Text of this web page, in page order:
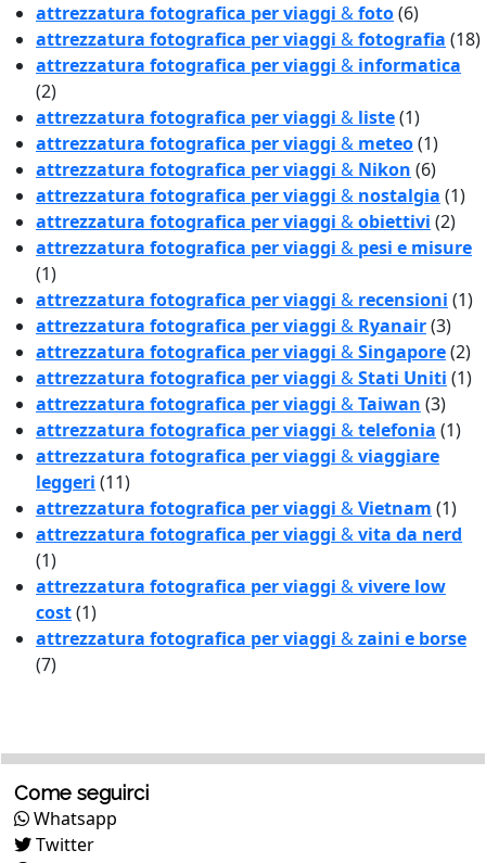
attrezzatura fotografica per viaggi &foto(6)
attrezzatura fotografica per viaggi &fotografia (18)
attrezzatura fotografica per viaggi & informatica
(2)
attrezzatura fotografica per viaggi & liste(1)
attrezzatura fotografica per viaggi & meteo(1)
attrezzatura fotografica per viaggi & Nikon (6)
attrezzatura fotografica per viaggi & nostalgia (1)
attrezzatura fotografica per viaggi &obiettivi (2)
attrezzatura fotografica per viaggi & pesi e misure
(1)
attrezzatura fotografica per viaggi & recensioni (1)
attrezzatura fotografica per viaggi & Ryanair(3)
attrezzatura fotografica per viaggi &Singapore(2)
attrezzatura fotografica per viaggi &Stati Uniti (1)
attrezzatura fotografica per viaggi &Taiwan (3)
attrezzatura fotografica per viaggi &telefonia (1)
attrezzatura fotografica per viaggi &viaggiare
leggeri (11)
attrezzatura fotografica per viaggi &Vietnam (1)
attrezzatura fotografica per viaggi &vita da nerd
(1)
attrezzatura fotografica per viaggi &vivere low
cost(1)
attrezzatura fotografica per viaggi &zaini e borse
(7)
Come seguirci
Whatsapp
Twitter